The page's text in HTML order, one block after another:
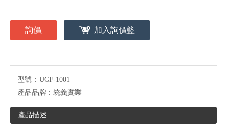
詢價 加入詢價籃
型號： UGF-1001
產品品牌： 統義實業
產品描述